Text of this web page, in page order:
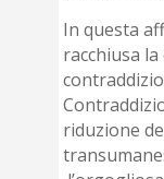
In questa
racchiusa
riduzione